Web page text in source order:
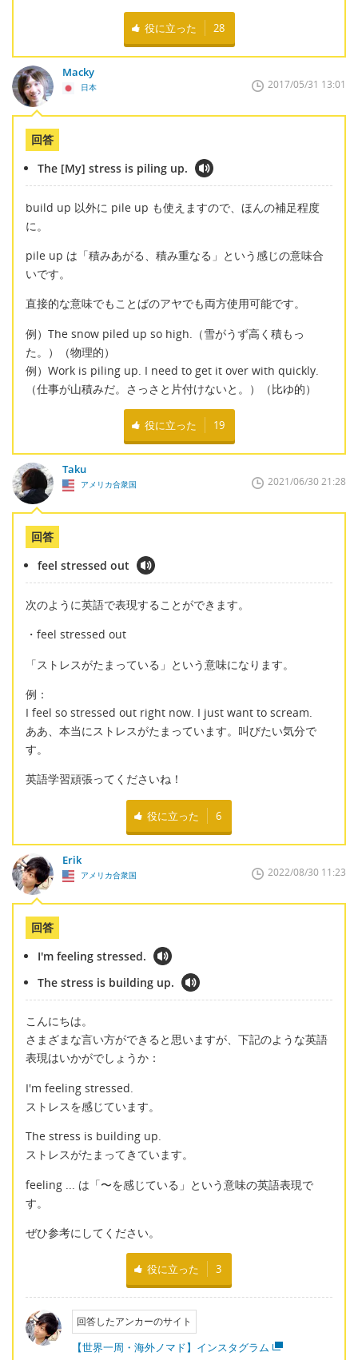
役に立った 28
Macky
日本 2017/05/31 13:01
回答
The [My] stress is piling up.
build up 以外に pile up も使えますので、ほんの補足程度
に。
pile up は「積みあがる、積み重なる」という感じの意味合
いです。
直接的な意味でもことばのアヤでも両方使用可能です。
例）The snow piled up so high.（雪がうず高く積もっ
た。）（物理的）
例）Work is piling up. I need to get it over with quickly.
（仕事が山積みだ。さっさと片付けないと。）（比ゆ的）
役に立った 19
Taku
アメリカ合衆国 2021/06/30 21:28
回答
feel stressed out
次のように英語で表現することができます。
・feel stressed out
「ストレスがたまっている」という意味になります。
例：
I feel so stressed out right now. I just want to scream.
ああ、本当にストレスがたまっています。叫びたい気分で
す。
英語学習頑張ってくださいね！
役に立った 6
Erik
アメリカ合衆国 2022/08/30 11:23
回答
I'm feeling stressed.
The stress is building up.
こんにちは。
さまざまな言い方ができると思いますが、下記のような英語
表現はいかがでしょうか：
I'm feeling stressed.
ストレスを感じています。
The stress is building up.
ストレスがたまってきています。
feeling ... は「〜を感じている」という意味の英語表現で
す。
ぜひ参考にしてください。
役に立った 3
回答したアンカーのサイト
【世界一周・海外ノマド】インスタグラム